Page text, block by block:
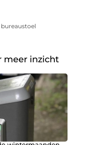
meer inzicht